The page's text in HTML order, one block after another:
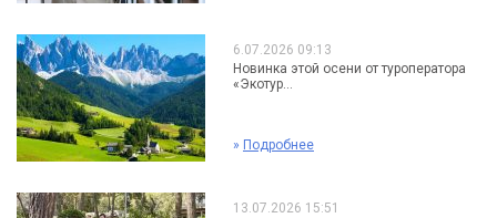
6.07.2026 09:13
Новинка этой осени от туроператора
«Экотур...
» Подробнее
13.07.2026 15:51